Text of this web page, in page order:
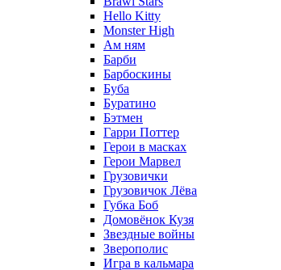
Hello Kitty
Monster High
Ам ням
Барби
Барбоскины
Буба
Буратино
Бэтмен
Гарри Поттер
Герои в масках
Герои Марвел
Грузовички
Грузовичок Лёва
Губка Боб
Домовёнок Кузя
Звездные войны
Зверополис
Игра в кальмара